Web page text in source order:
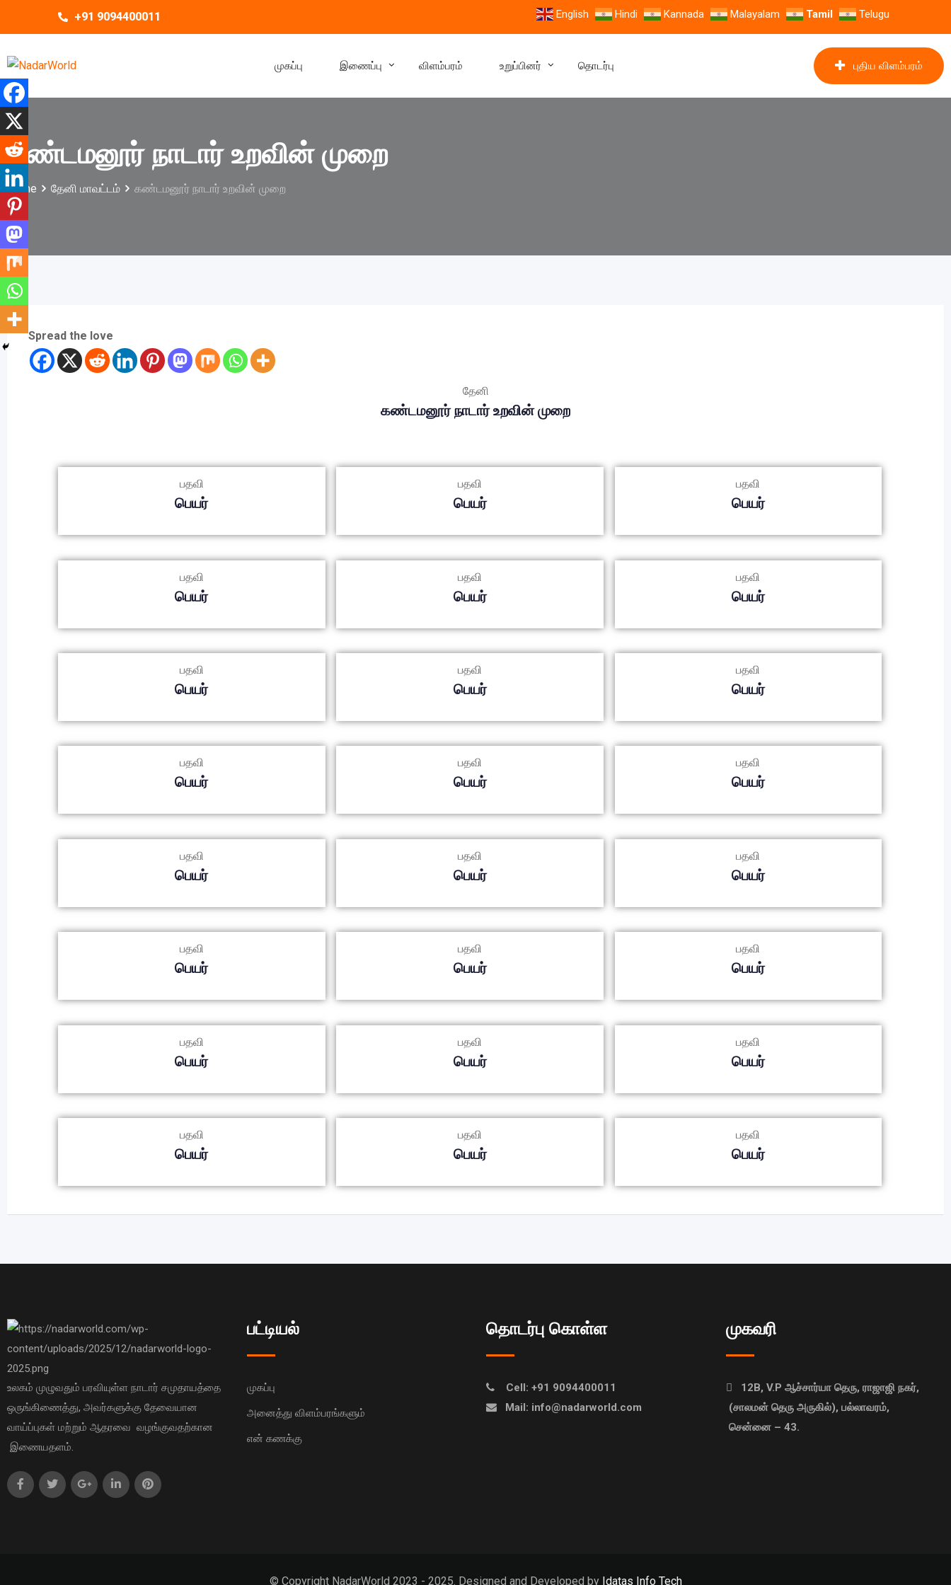
+91 9094400011 English Hindi Kannada Malayalam Tamil Telugu
முகப்பு இணைப்பு விளம்பரம் உறுப்பினர் தொடர்பு புதிய விளம்பரம்
கண்டமனூர் நாடார் உறவின் முறை
Home தேனி மாவட்டம் கண்டமனூர் நாடார் உறவின் முறை
Spread the love
தேனி
கண்டமனூர் நாடார் உறவின் முறை
பதவி
பெயர்
பதவி
பெயர்
பதவி
பெயர்
பதவி
பெயர்
பதவி
பெயர்
பதவி
பெயர்
பதவி
பெயர்
பதவி
பெயர்
பதவி
பெயர்
பதவி
பெயர்
பதவி
பெயர்
பதவி
பெயர்
பதவி
பெயர்
பதவி
பெயர்
பதவி
பெயர்
பதவி
பெயர்
பதவி
பெயர்
பதவி
பெயர்
பதவி
பெயர்
பதவி
பெயர்
பதவி
பெயர்
பதவி
பெயர்
பதவி
பெயர்
பதவி
பெயர்
உலகம் முழுவதும் பரவியுள்ள நாடார் சமுதாயத்தை
ஒருங்கிணைத்து, அவர்களுக்கு தேவையான
வாய்ப்புகள் மற்றும் ஆதரவை வழங்குவதற்கான
இணையதளம்.
பட்டியல்
முகப்பு
அனைத்து விளம்பரங்களும்
என் கணக்கு
தொடர்பு கொள்ள
Cell: +91 9094400011
Mail: info@nadarworld.com
முகவரி
12B, V.P ஆச்சார்யா தெரு, ராஜாஜி நகர்,
(சாலமன் தெரு அருகில்), பல்லாவரம்,
சென்னை – 43.
© Copyright NadarWorld 2023 - 2025. Designed and Developed by Idatas Info Tech